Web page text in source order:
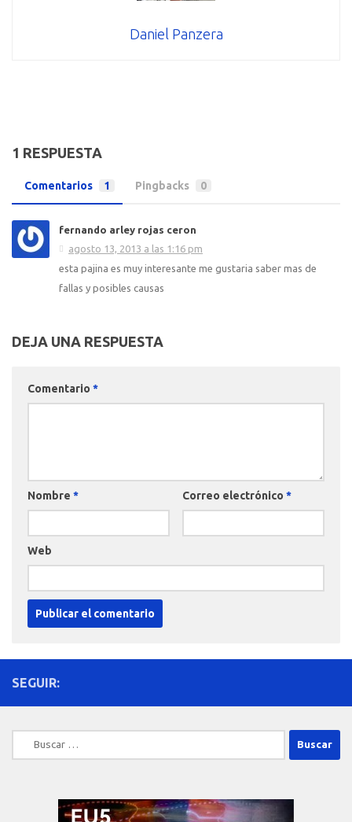
Daniel Panzera
1 RESPUESTA
Comentarios 1 Pingbacks 0
fernando arley rojas ceron
agosto 13, 2013 a las 1:16 pm
esta pajina es muy interesante me gustaria saber mas de
fallas y posibles causas
DEJA UNA RESPUESTA
Comentario *
Nombre * Correo electrónico *
Web
SEGUIR:
Buscar: